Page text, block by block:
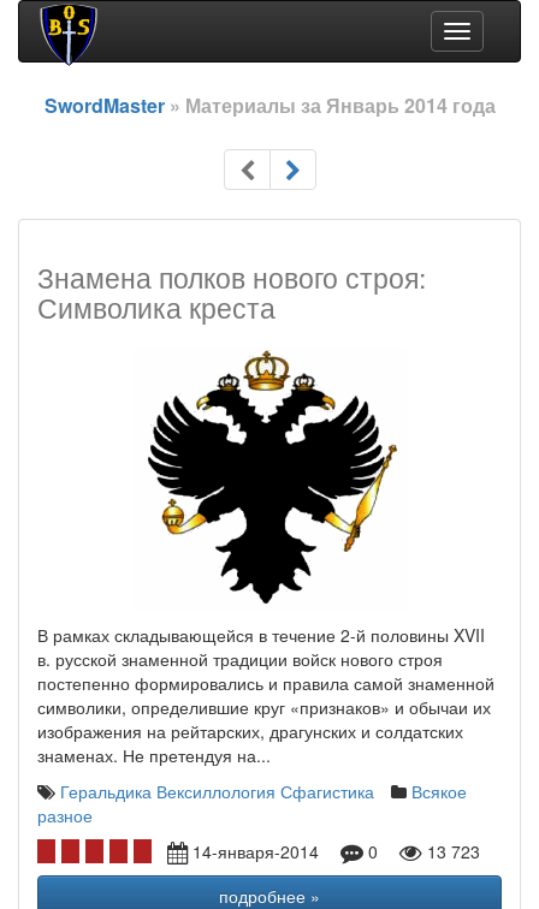
Toggle
navigation
SwordMaster» Материалы за Январь 2014 года
Знамена полков нового строя:
Символика креста
В рамках складывающейся в течение 2-й половины XVII
в. русской знаменной традиции войск нового строя
постепенно формировались и правила самой знаменной
символики, определившие круг «признаков» и обычаи их
изображения на рейтарских, драгунских и солдатских
знаменах. Не претендуя на...
Геральдика Вексиллология Сфагистика
Всякое
разное
14-января-2014
0
13 723
подробнее »